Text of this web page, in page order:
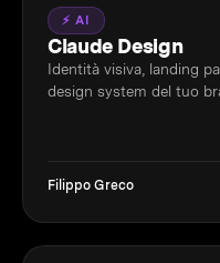
⚡ AI
Claude Design
Identità visiva, landing
design system del tuo
Filippo Greco